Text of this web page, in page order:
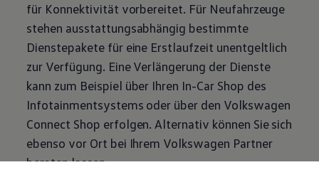
für Konnektivität vorbereitet. Für Neufahrzeuge
stehen ausstattungsabhängig bestimmte
Dienstepakete für eine Erstlaufzeit unentgeltlich
zur Verfügung. Eine Verlängerung der Dienste
kann zum Beispiel über Ihren In-Car Shop des
Infotainmentsystems oder über den Volkswagen
Connect Shop erfolgen. Alternativ können Sie sich
ebenso vor Ort bei Ihrem Volkswagen Partner
beraten lassen.